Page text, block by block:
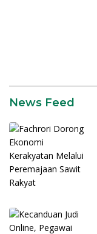
SR28JAMBI
News Feed